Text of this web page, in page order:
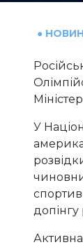
●
У
Активна